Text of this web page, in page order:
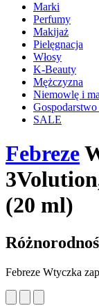
Marki
Perfumy
Makijaż
Pielęgnacja
Włosy
K-Beauty
Mężczyzna
Niemowlę i
SALE
Febreze
(20 ml)
Febreze Wtyczka